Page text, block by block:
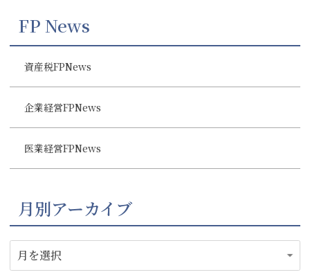
FP News
資産税FPNews
企業経営FPNews
医業経営FPNews
月別アーカイブ